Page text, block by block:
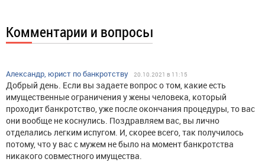
Комментарии и вопросы
Александр, юрист по банкротству 20.10.2021 в 11:15
Добрый день. Если вы задаете вопрос о том, какие есть
имущественные ограничения у жены человека, который
проходит банкротство, уже после окончания процедуры, то вас
они вообще не коснулись. Поздравляем вас, вы лично
отделались легким испугом. И, скорее всего, так получилось
потому, что у вас с мужем не было на момент банкротства
никакого совместного имущества.